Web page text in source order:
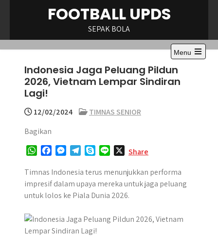
FOOTBALL UPDS
SEPAK BOLA
Menu
Open
Indonesia Jaga Peluang Pildun
2026, Vietnam Lempar Sindiran
Lagi!
12/02/2024
TIMNAS SENIOR
Bagikan
W
a
t
s
p
c
e
b
k
s
s
e
g
e
r
l
e
g
a
m
y
p
e
n
e
Share
Timnas Indonesia terus menunjukkan performa
impresif dalam upaya mereka untuk jaga peluang
untuk lolos ke Piala Dunia 2026.